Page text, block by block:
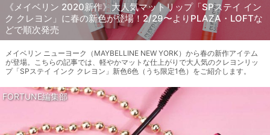
《メイベリン 2020新作》大人気マットリップ「SPステイ イン
ク クレヨン」に春の新色が登場！2/29〜よりPLAZA・LOFTな
どで順次発売
メイベリン ニューヨーク（MAYBELLINE NEW YORK）から春の新作アイテム
が登場。こちらの記事では、軽やかマットな仕上がりで大人気のクレヨンリッ
プ「SPステイ インク クレヨン」新色6色（うち限定1色）をご紹介します。
FORTUNE編集部